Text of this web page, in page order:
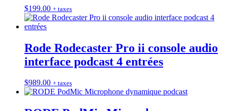
$199.00 + taxes
Rode Rodecaster Pro ii console audio
interface podcast 4 entrées
$989.00 + taxes